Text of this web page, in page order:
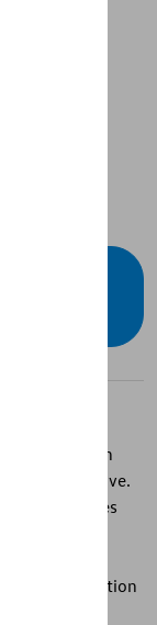
est conçu en
allure sportive.
diagonales
sur la
du
et l’inscription
en silicone